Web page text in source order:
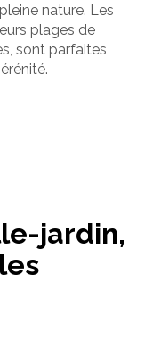
nature. Les
plages de
sont parfaites
jardin,